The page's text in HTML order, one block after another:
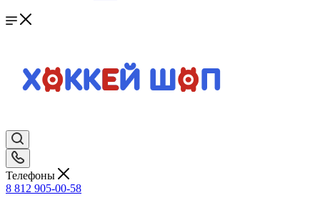
Телефоны
8 812 905-00-58